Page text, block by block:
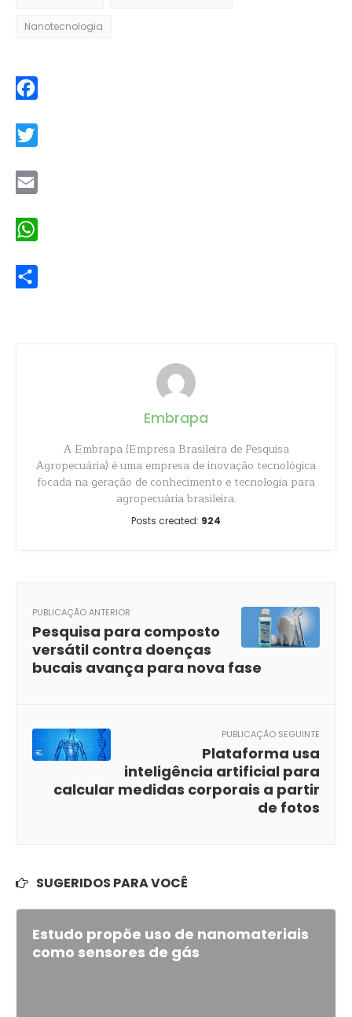
Nanotecnologia
Embrapa
A Embrapa (Empresa Brasileira de Pesquisa
Agropecuária) é uma empresa de inovação tecnológica
focada na geração de conhecimento e tecnologia para
agropecuária brasileira.
Posts created: 924
PUBLICAÇÃO ANTERIOR
Pesquisa para composto
versátil contra doenças
bucais avança para nova fase
PUBLICAÇÃO SEGUINTE
Plataforma usa
inteligência artificial para
calcular medidas corporais a partir
de fotos
SUGERIDOS PARA VOCÊ
Estudo propõe uso de nanomateriais
como sensores de gás